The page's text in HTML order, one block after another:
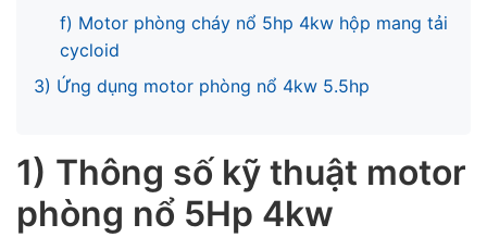
f) Motor phòng cháy nổ 5hp 4kw hộp mang tải
cycloid
3) Ứng dụng motor phòng nổ 4kw 5.5hp
1) Thông số kỹ thuật motor
phòng nổ 5Hp 4kw